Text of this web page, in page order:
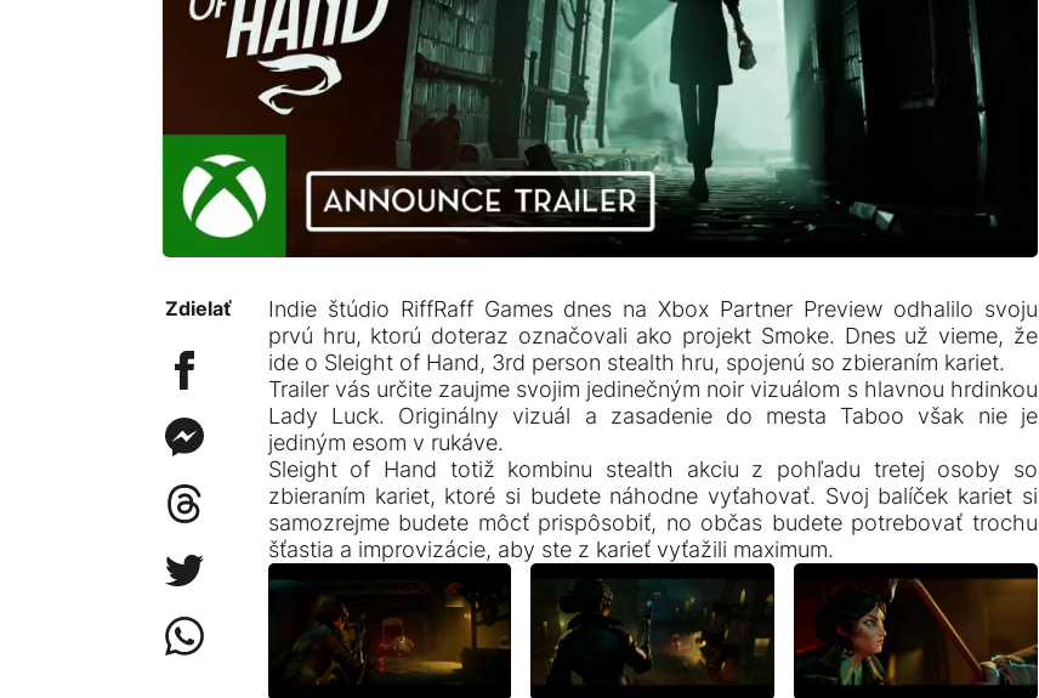
Zdielať
Indie štúdio RiffRaff Games dnes na Xbox Partner Preview odhalilo svoju
prvú hru, ktorú doteraz označovali ako projekt Smoke. Dnes už vieme, že
ide o Sleight of Hand, 3rd person stealth hru, spojenú so zbieraním kariet.
Trailer vás určite zaujme svojim jedinečným noir vizuálom s hlavnou hrdinkou
Lady Luck. Originálny vizuál a zasadenie do mesta Taboo však nie je
jediným esom v rukáve.
Sleight of Hand totiž kombinu stealth akciu z pohľadu tretej osoby so
zbieraním kariet, ktoré si budete náhodne vyťahovať. Svoj balíček kariet si
samozrejme budete môcť prispôsobiť, no občas budete potrebovať trochu
šťastia a improvizácie, aby ste z karieť vyťažili maximum.